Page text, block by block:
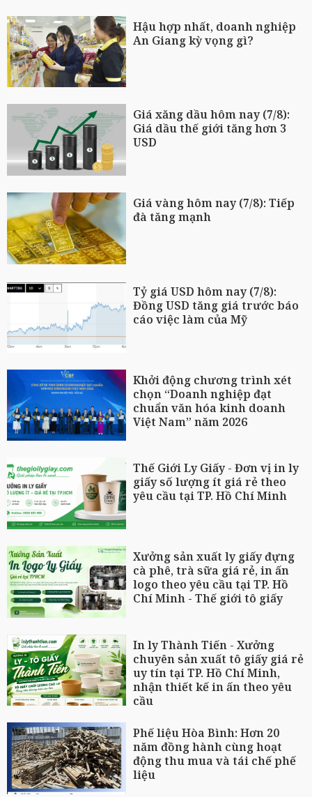
Hậu hợp nhất, doanh nghiệp
An Giang kỳ vọng gì?
Giá xăng dầu hôm nay (7/8):
Giá dầu thế giới tăng hơn 3
USD
Giá vàng hôm nay (7/8): Tiếp
đà tăng mạnh
Tỷ giá USD hôm nay (7/8):
Đồng USD tăng giá trước báo
cáo việc làm của Mỹ
Khởi động chương trình xét
chọn “Doanh nghiệp đạt
chuẩn văn hóa kinh doanh
Việt Nam” năm 2026
Thế Giới Ly Giấy - Đơn vị in ly
giấy số lượng ít giá rẻ theo
yêu cầu tại TP. Hồ Chí Minh
Xưởng sản xuất ly giấy đựng
cà phê, trà sữa giá rẻ, in ấn
logo theo yêu cầu tại TP. Hồ
Chí Minh - Thế giới tô giấy
In ly Thành Tiến - Xưởng
chuyên sản xuất tô giấy giá rẻ
uy tín tại TP. Hồ Chí Minh,
nhận thiết kế in ấn theo yêu
cầu
Phế liệu Hòa Bình: Hơn 20
năm đồng hành cùng hoạt
động thu mua và tái chế phế
liệu